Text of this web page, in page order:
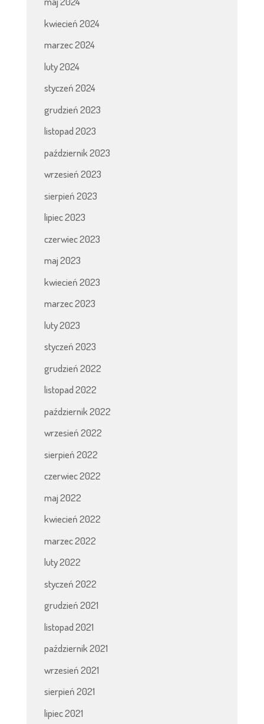
kwiecień 2024
marzec 2024
luty 2024
styczeń 2024
grudzień 2023
listopad 2023
październik 2023
wrzesień 2023
sierpień 2023
lipiec 2023
czerwiec 2023
maj 2023
kwiecień 2023
marzec 2023
luty 2023
styczeń 2023
grudzień 2022
listopad 2022
październik 2022
wrzesień 2022
sierpień 2022
czerwiec 2022
maj 2022
kwiecień 2022
marzec 2022
luty 2022
styczeń 2022
grudzień 2021
listopad 2021
październik 2021
wrzesień 2021
sierpień 2021
lipiec 2021